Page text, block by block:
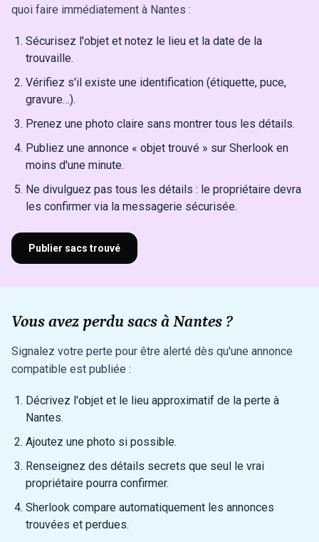
quoi faire immédiatement à Nantes :
Sécurisez l'objet et notez le lieu et la date de la
trouvaille.
Vérifiez s'il existe une identification (étiquette, puce,
gravure…).
Prenez une photo claire sans montrer tous les détails.
Publiez une annonce « objet trouvé » sur Sherlook en
moins d'une minute.
Ne divulguez pas tous les détails : le propriétaire devra
les confirmer via la messagerie sécurisée.
Publier sacs trouvé
Vous avez perdu sacs à Nantes ?
Signalez votre perte pour être alerté dès qu'une annonce
compatible est publiée :
Décrivez l'objet et le lieu approximatif de la perte à
Nantes.
Ajoutez une photo si possible.
Renseignez des détails secrets que seul le vrai
propriétaire pourra confirmer.
Sherlook compare automatiquement les annonces
trouvées et perdues.